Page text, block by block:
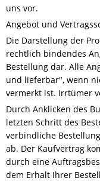
uns vor.
Angebot und
Die Darstellung der
rechtlich bindendes
Bestellung dar. Alle
und lieferbar", wenn
vermerkt ist. Irrtümer
Durch Anklicken des
letzten Schritt des
verbindliche
ab. Der Kaufvertrag
durch eine
dem Erhalt Ihrer